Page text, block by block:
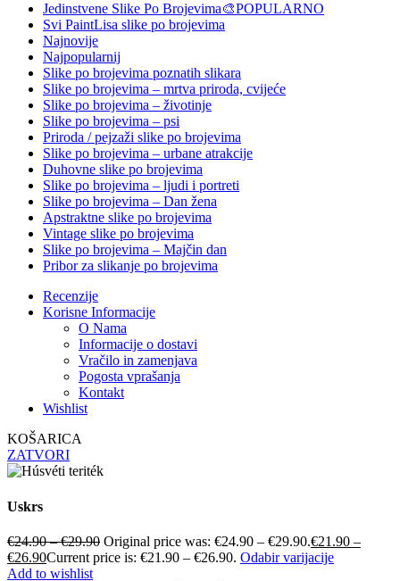
Jedinstvene Slike Po Brojevima🎨POPULARNO
Svi PaintLisa slike po brojevima
Najnovije
Najpopularnij
Slike po brojevima poznatih slikara
Slike po brojevima – mrtva priroda, cvijeće
Slike po brojevima – životinje
Slike po brojevima – psi
Priroda / pejzaži slike po brojevima
Slike po brojevima – urbane atrakcije
Duhovne slike po brojevima
Slike po brojevima – ljudi i portreti
Slike po brojevima – Dan žena
Apstraktne slike po brojevima
Vintage slike po brojevima
Slike po brojevima – Majčin dan
Pribor za slikanje po brojevima
Recenzije
Korisne Informacije
O Nama
Informacije o dostavi
Vračilo in zamenjava
Pogosta vprašanja
Kontakt
Wishlist
KOŠARICA
ZATVORI
Uskrs
€24.90–€29.90 Original price was: €24.90 – €29.90.€21.90 –
€26.90Current price is: €21.90 – €26.90. Odabir varijacije
Add to wishlist